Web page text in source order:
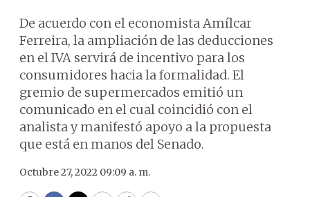
De acuerdo con el economista Amílcar
Ferreira, la ampliación de las deducciones
en el IVA servirá de incentivo para los
consumidores hacia la formalidad. El
gremio de supermercados emitió un
comunicado en el cual coincidió con el
analista y manifestó apoyo a la propuesta
que está en manos del Senado.
Octubre 27, 2022 09:09 a. m.